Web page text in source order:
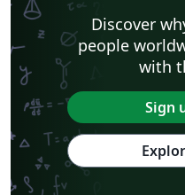
Discover
people
with
Sign